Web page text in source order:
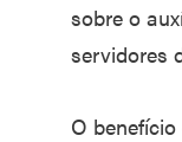
sobre o
servidores
O